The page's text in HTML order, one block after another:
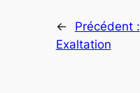
←
Précédent :
Exaltation